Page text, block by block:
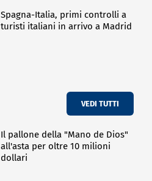
Spagna-Italia, primi controlli a
turisti italiani in arrivo a Madrid
VEDI TUTTI
Il pallone della "Mano de Dios"
all'asta per oltre 10 milioni
dollari